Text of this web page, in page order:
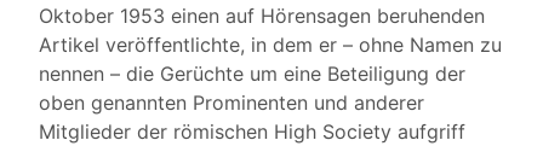
Oktober 1953 einen auf Hörensagen beruhenden
Artikel veröffentlichte, in dem er – ohne Namen zu
nennen – die Gerüchte um eine Beteiligung der
oben genannten Prominenten und anderer
Mitglieder der römischen High Society aufgriff